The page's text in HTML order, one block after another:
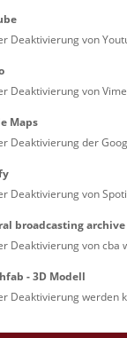
Auslöschung
aller
zu fassen. Durch
haben
werden.
aus den
gehörten, die
hin zu
Deaktivierung von
Deaktivierung von
Maps
Deaktivierung der
Deaktivierung von
broadcasting archive
Deaktivierung von cba
- 3D Modell
Deaktivierung werden